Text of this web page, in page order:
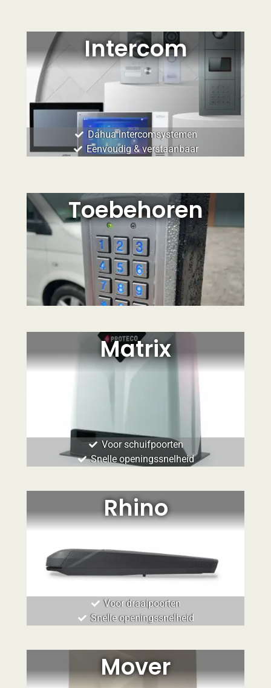
Intercom
Dahua intercomsystemen
Eenvoudig & verstaanbaar
Toebehoren
Matrix
Voor schuifpoorten
Snelle openingssnelheid
Rhino
Voor draaipoorten
Snelle openingssnelheid
Mover